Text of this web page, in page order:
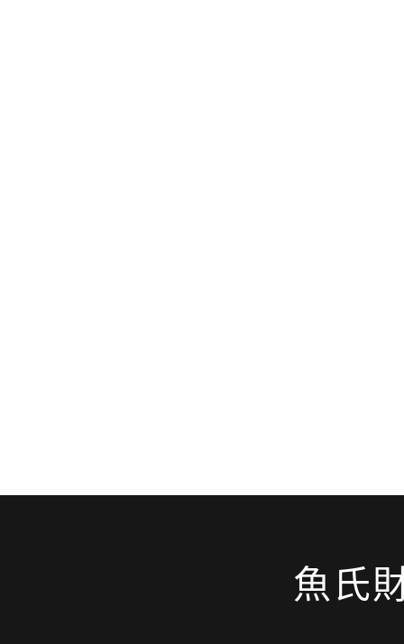
魚氏